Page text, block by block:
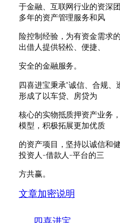
于金融、互联网行业的资深
多年的资产管理服务和风
险控制经验，为有资金需求
出借人提供轻松、便捷、
安全的金融服务。
四喜进宝秉承“诚信、合规、
形成了以车贷、房贷为
核心的实物抵质押资产业务
模型，积极拓展更加优质
的资产项目，坚持以诚信和
投资人-借款人-平台的三
方共赢。
文章加密说明